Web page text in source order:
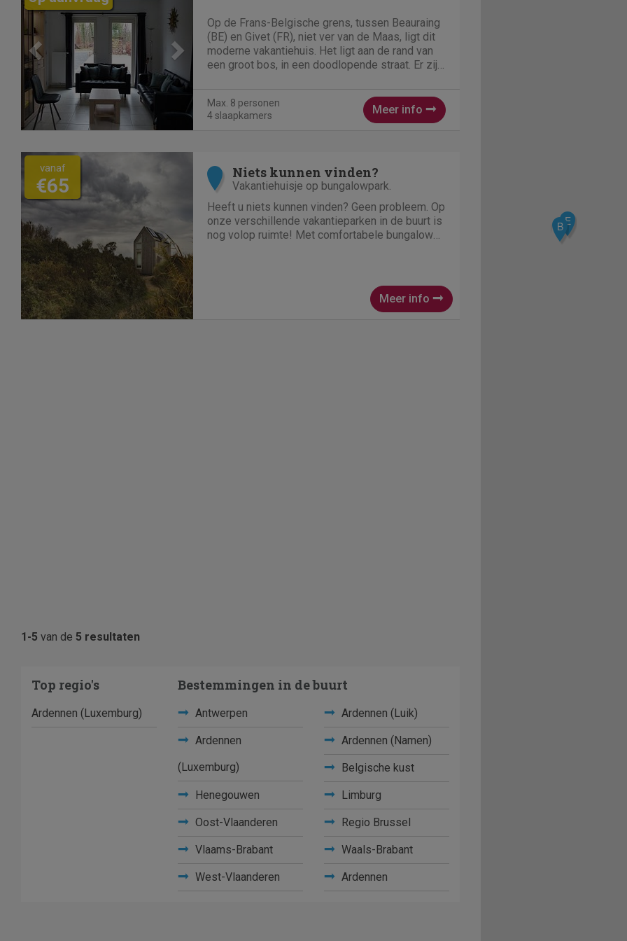
Op de Frans-Belgische grens, tussen Beauraing
(BE) en Givet (FR), niet ver van de Maas, ligt dit
moderne vakantiehuis. Het ligt aan de rand van
een groot bos, in een doodlopende straat. Er zijn
vriendengroepen. Er is een...
Max. 8 personen
4 slaapkamers
Meer info
vanaf
€65
Meer info
Niets kunnen vinden?
Vakantiehuisje op bungalowpark.
Heeft u niets kunnen vinden? Geen probleem. Op
onze verschillende vakantieparken in de buurt is
nog volop ruimte! Met comfortabele bungalows
1-5 van de 5 resultaten
Top regio's
Ardennen (Luxemburg)
Bestemmingen in de buurt
Antwerpen Ardennen (Luik)
Ardennen
(Luxemburg)
Ardennen (Namen)
Belgische kust
Henegouwen Limburg
Oost-Vlaanderen Regio Brussel
Vlaams-Brabant Waals-Brabant
West-Vlaanderen Ardennen
BE